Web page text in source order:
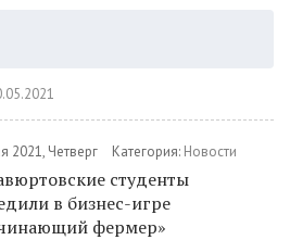
2021, Четверг Категория: Новости
студенты
в бизнес-игре
фермер»